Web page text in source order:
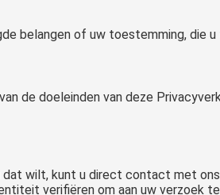
belangen of uw toestemming, die
de doeleinden van deze
wilt, kunt u direct contact met
verifiëren om aan uw